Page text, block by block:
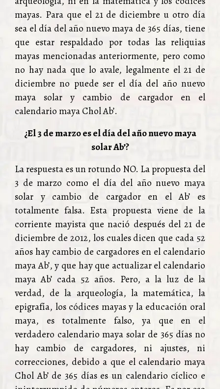
mayas. Para que el 21 de diciembre u otro día
sea el día del año nuevo maya de 365 días, tiene
que estar respaldado por todas las reliquias
mayas mencionadas anteriormente, pero como
no hay nada que lo avale, legalmente el 21 de
diciembre no puede ser el día del año nuevo
maya solar y cambio de cargador en el
calendario maya Chol Ab’.
¿El 3 de marzo es el día del año nuevo maya
solar Ab’?
La respuesta es un rotundo NO. La propuesta del
3 de marzo como el día del año nuevo maya
solar y cambio de cargador en el Ab’ es
totalmente falsa. Esta propuesta viene de la
corriente mayista que nació después del 21 de
diciembre de 2012, los cuales dicen que cada 52
años hay cambio de cargadores en el calendario
maya Ab’, y que hay que actualizar el calendario
maya Ab’ cada 52 años. Pero, a la luz de la
verdad, de la arqueología, la matemática, la
epigrafía, los códices mayas y la educación oral
maya, es totalmente falso, ya que en el
verdadero calendario maya solar de 365 días no
hay cambio de cargadores, ni ajustes, ni
correcciones, debido a que el calendario maya
Chol Ab’ de 365 días es un calendario cíclico e